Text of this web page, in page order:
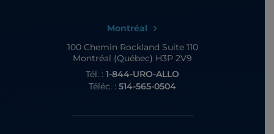
Montréal
100 Chemin Rockland Suite 110
Montréal (Québec) H3P 2V9
Tél. : 1-844-URO-ALLO
Téléc. : 514-565-0504